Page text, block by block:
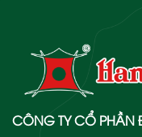
CÔNG TY CỔ PHẦN